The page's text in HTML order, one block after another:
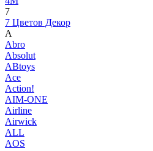
7
7 Цветов Декор
A
Abro
Absolut
ABtoys
Ace
Action!
AIM-ONE
Airline
Airwick
ALL
AOS